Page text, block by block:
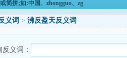
简拼;如:中国、zhongguo、zg
义词 > 沸反盈天反义词
反义词：